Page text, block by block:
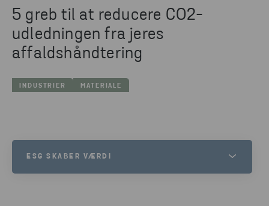
5 greb til at reducere CO2-
udledningen fra jeres
affaldshåndtering
INDUSTRIER MATERIALE
ESG SKABER VÆRDI